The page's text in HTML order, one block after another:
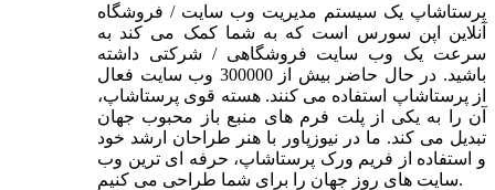
پرستاشاپ یک سیستم مدیریت وب سایت / فروشگاه
آنلاین اپن سورس است که به شما کمک می کند به
سرعت یک وب سایت فروشگاهی / شرکتی داشته
باشید. در حال حاضر بیش از 300000 وب سایت فعال
از پرستاشاپ استفاده می کنند. هسته قوی پرستاشاپ،
آن را به یکی از پلت فرم های منبع باز محبوب جهان
تبدیل می کند. ما در نیوزپاور با هنر طراحان ارشد خود
و استفاده از فریم ورک پرستاشاپ، حرفه ای ترین وب
سایت های روز جهان را برای شما طراحی می کنیم.